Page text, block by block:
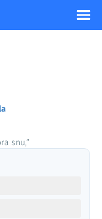
snu,”